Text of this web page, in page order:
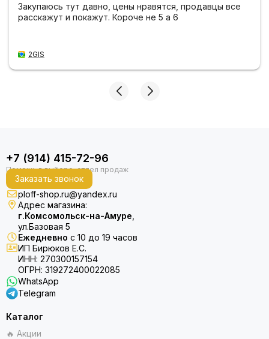
Закупаюсь тут давно, цены нравятся, продавцы все
расскажут и покажут. Короче не 5 а 6
2GIS
+7 (914) 415-72-96
Заказать звонок
ploff-shop.ru@yandex.ru
Адрес магазина:
г.Комсомольск-на-Амуре
ул.Базовая 5
Ежедневно с 10 до 19 часов
ИП Бирюков Е.С.
ИНН: 270300157154
ОГРН: 319272400022085
WhatsApp
Telegram
Каталог
🔥 Акции